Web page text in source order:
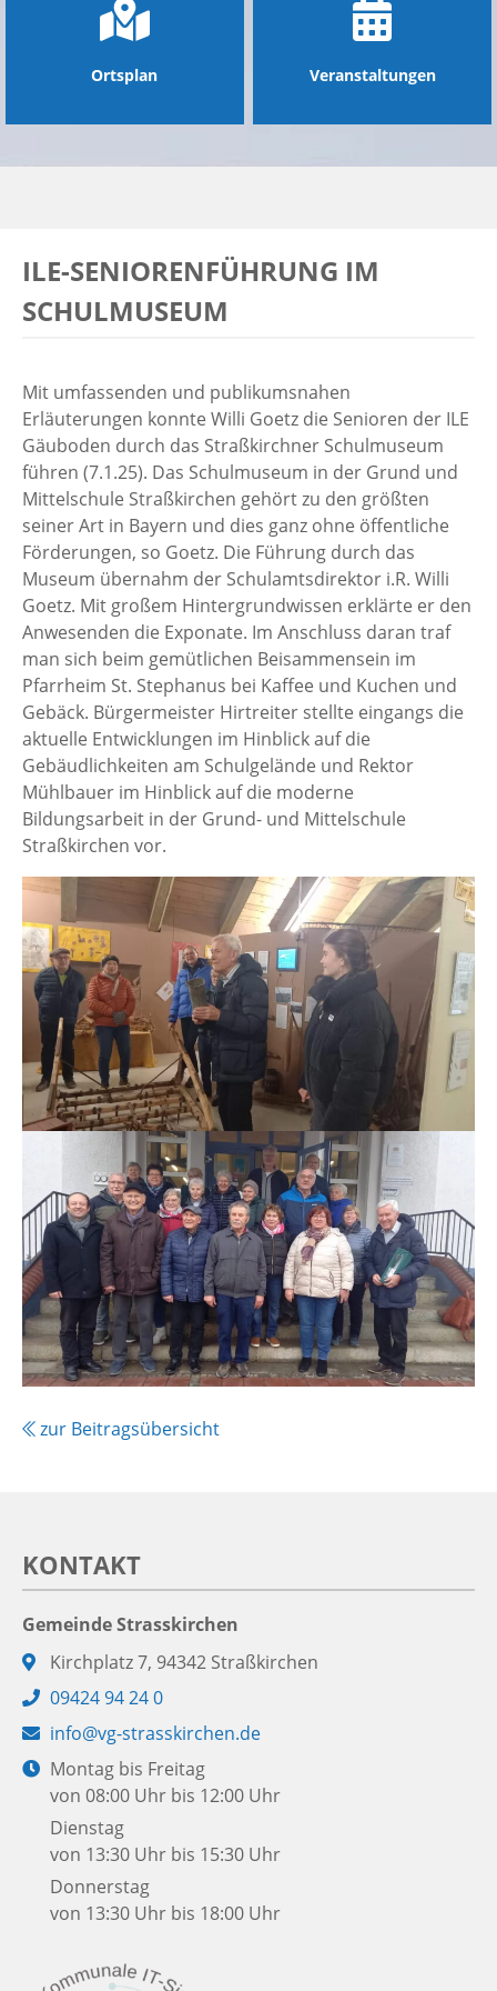
Ortsplan Veranstaltungen
ILE-SENIORENFÜHRUNG IM
SCHULMUSEUM
Mit umfassenden und publikumsnahen
Erläuterungen konnte Willi Goetz die Senioren der ILE
Gäuboden durch das Straßkirchner Schulmuseum
führen (7.1.25). Das Schulmuseum in der Grund und
Mittelschule Straßkirchen gehört zu den größten
seiner Art in Bayern und dies ganz ohne öffentliche
Förderungen, so Goetz. Die Führung durch das
Museum übernahm der Schulamtsdirektor i.R. Willi
Goetz. Mit großem Hintergrundwissen erklärte er den
Anwesenden die Exponate. Im Anschluss daran traf
man sich beim gemütlichen Beisammensein im
Pfarrheim St. Stephanus bei Kaffee und Kuchen und
Gebäck. Bürgermeister Hirtreiter stellte eingangs die
aktuelle Entwicklungen im Hinblick auf die
Gebäudlichkeiten am Schulgelände und Rektor
Mühlbauer im Hinblick auf die moderne
Bildungsarbeit in der Grund- und Mittelschule
Straßkirchen vor.
zur Beitragsübersicht
KONTAKT
Gemeinde Strasskirchen
Adresse:
Kirchplatz 7, 94342 Straßkirchen
Telefon:
09424 94 24 0
E-
Mail:
info@vg-strasskirchen.de
Öffnungszeiten:
Montag bis Freitag
von 08:00 Uhr bis 12:00 Uhr
Dienstag
von 13:30 Uhr bis 15:30 Uhr
Donnerstag
von 13:30 Uhr bis 18:00 Uhr